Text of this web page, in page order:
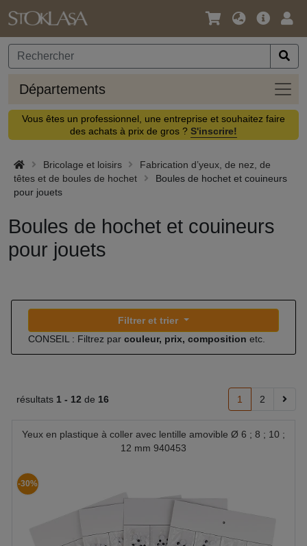
Langue
Devise
Offre
Départements
Vous êtes un professionnel, une entreprise et souhaitez faire
des achats à prix de gros ? S'inscrire!
Bricolage et loisirs
Fabrication d’yeux, de nez, de
têtes et de boules de hochet
Boules de hochet et couineurs
pour jouets
Boules de hochet et couineurs
pour jouets
Filtrer et trier
CONSEIL : Filtrez par couleur, prix, composition etc.
résultats 1 - 12 de 16 1 2
Yeux en plastique à coller avec lentille amovible Ø 6 ; 8 ; 10 ;
12 mm 940453
-30%